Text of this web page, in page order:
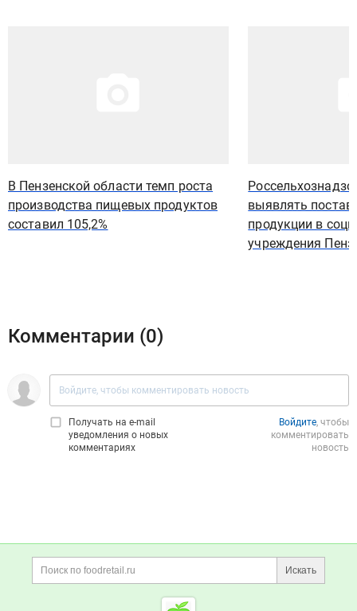
В Пензенской области темп роста
производства пищевых продуктов
составил 105,2%
выявлять
продукции в
учреждения
Комментарии (0)
Получать на e‑mail
уведомления о новых
комментариях
Войдите, чтобы
комментировать
новость
Дополнительная информация
Поиск по сайту и
Искать
Cсылки на полезные